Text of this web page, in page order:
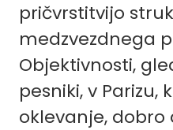
pričvrstitvijo
medzvezdnega
Objektivnosti,
pesniki, v
oklevanje, dobro